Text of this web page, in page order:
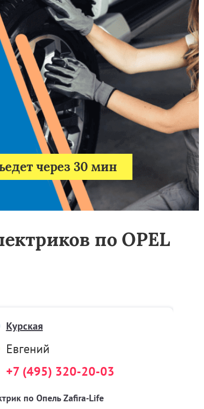
через 30 мин
по OPEL
Курская
Евгений
+7 (495) 320-20-03
по Опель Zafira-Life